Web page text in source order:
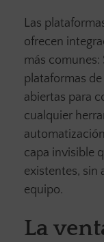
Las
ofrecen
más comunes:
plataformas
abiertas para
cualquier
capa invisible
existentes, sin
equipo.
La